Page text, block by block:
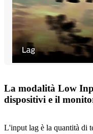
La modalità Low
dispositivi e il
L'input lag è la quantità di